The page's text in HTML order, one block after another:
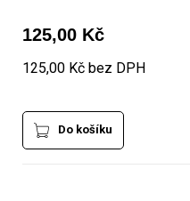
125,00 Kč
125,00 Kč bez DPH
Do košíku